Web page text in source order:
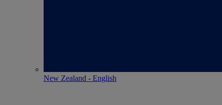
New Zealand - English